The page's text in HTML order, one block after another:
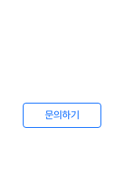
문의하기